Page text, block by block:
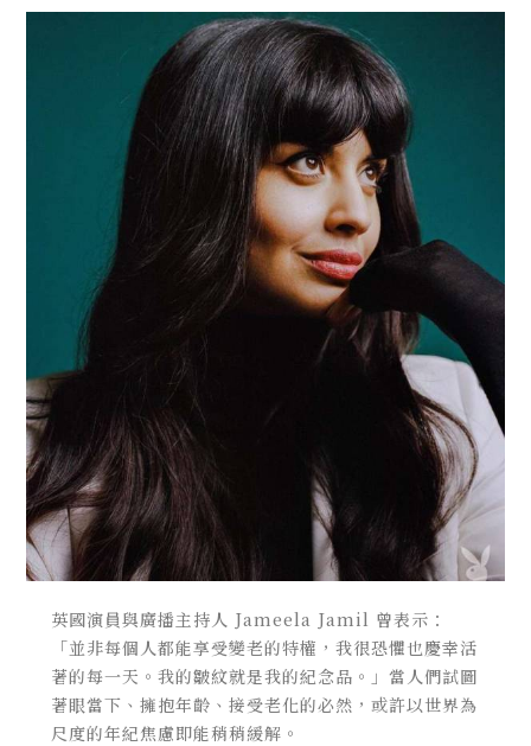
英國演員與廣播主持人 Jameela Jamil 曾表示：
「並非每個人都能享受變老的特權，我很恐懼也慶幸活
著的每一天。我的皺紋就是我的紀念品。」當人們試圖
著眼當下、擁抱年齡、接受老化的必然，或許以世界為
尺度的年紀焦慮即能稍稍緩解。